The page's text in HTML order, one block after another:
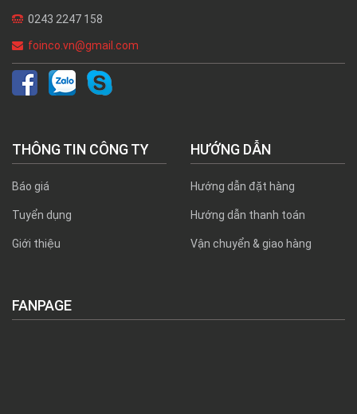
0243 2247 158
foinco.vn@gmail.com
THÔNG TIN CÔNG TY
Báo giá
Tuyển dụng
Giới thiệu
HƯỚNG DẪN
Hướng dẫn đặt hàng
Hướng dẫn thanh toán
Vận chuyển & giao hàng
FANPAGE